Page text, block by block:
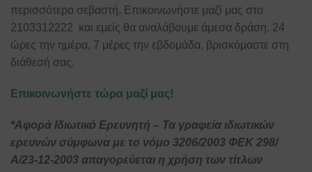
περισσότερο σεβαστή. Επικοινωνήστε μαζί μας στο
2103312222 και εμείς θα αναλάβουμε άμεσα δράση. 24
ώρες την ημέρα, 7 μέρες την εβδομάδα, βρισκόμαστε στη
διάθεσή σας.
Επικοινωνήστε τώρα μαζί μας!
*Αφορά Ιδιωτικό Ερευνητή – Τα γραφεία ιδιωτικών
ερευνών σύμφωνα με το νόμο 3206/2003 ΦΕΚ 298/
Α/23-12-2003 απαγορεύεται η χρήση των τίτλων